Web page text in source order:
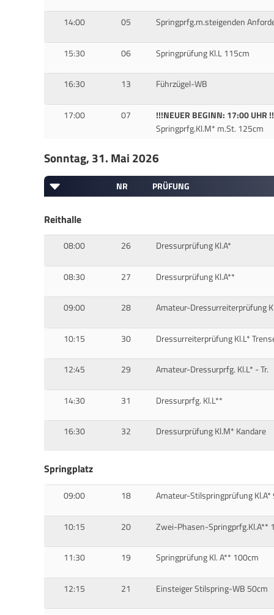
14:00 05 Springprfg.m.steigenden
15:30 06 Springprüfung Kl.L 115cm
16:30 13 Führzügel-WB
17:00 07
!!!NEUER BEGINN: 17:00 UHR
Springprfg.Kl.M* m.St. 125cm
Sonntag, 31. Mai 2026
NR PRÜFUNG
Reithalle
08:00 26 Dressurprüfung Kl.A*
08:30 27 Dressurprüfung Kl.A**
09:00 28 Amateur-Dressurreiterprüfung
10:15 30 Dressurreiterprüfung Kl.L*
12:45 29 Amateur-Dressurprfg. Kl.L* - Tr.
14:30 31 Dressurprfg. Kl.L**
16:30 32 Dressurprüfung Kl.M* Kandare
Springplatz
09:00 18 Amateur-Stilspringprüfung Kl.A*
10:15 20 Zwei-Phasen-Springprfg.Kl.A**
11:30 19 Springprüfung Kl. A** 100cm
12:15 21 Einsteiger Stilspring-WB 50cm